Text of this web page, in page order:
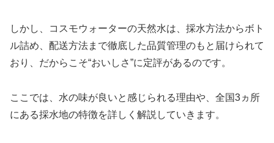
しかし、コスモウォーターの天然水は、採水方法からボト
ル詰め、配送方法まで徹底した品質管理のもと届けられて
おり、だからこそ“おいしさ”に定評があるのです。
ここでは、水の味が良いと感じられる理由や、全国3ヵ所
にある採水地の特徴を詳しく解説していきます。